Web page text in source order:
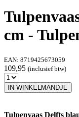
cm -
EAN: 8719425673059
109,95 (inclusief btw)
IN WINKELMANDJE
Tulpenvaas Delfts